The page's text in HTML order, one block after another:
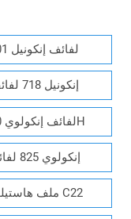
لفائف إنكونيل 601
إنكونيل 718 لفائف
لفائف إنكولوي 800H
إنكولوي 825 لفائف
ملف هاستيلوي C22